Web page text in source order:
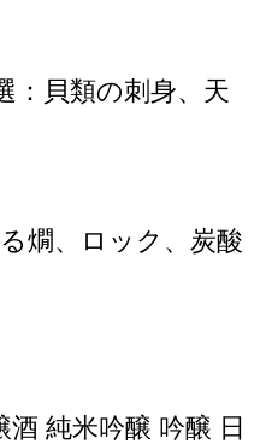
：貝類の刺身、天
燗、ロック、炭酸
純米吟醸 吟醸 日